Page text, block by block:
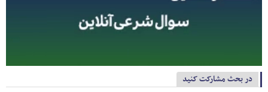
در بحث مشارکت کنید